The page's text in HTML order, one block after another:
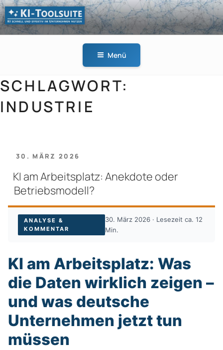
Zum
Inhalt
springen
KI-
Menü
SCHLAGWORT:
INDUSTRIE
VERÖFFENTLICHT
30. MÄRZ 2026
KI am Arbeitsplatz: Anekdote oder
Betriebsmodell?
ANALYSE &
KOMMENTAR
30. März 2026 · Lesezeit ca. 12
Min.
KI am Arbeitsplatz: Was
die Daten wirklich zeigen –
und was deutsche
Unternehmen jetzt tun
müssen